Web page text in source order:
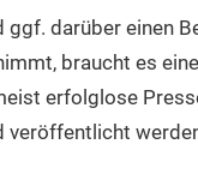
darüber einen
braucht es
erfolglose